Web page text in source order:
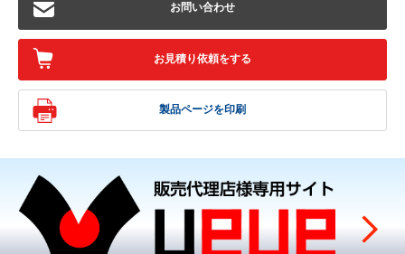
お問い合わせ
お見積り依頼をする
製品ページを印刷